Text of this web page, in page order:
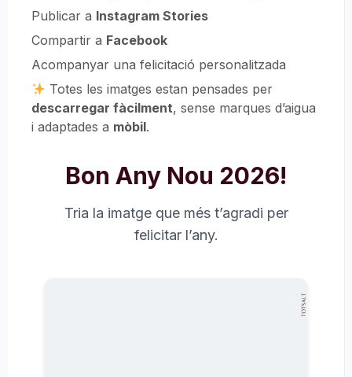
Publicar a Instagram Stories
Compartir a Facebook
Acompanyar una felicitació personalitzada
Totes les imatges estan pensades per
descarregar fàcilment, sense marques d’aigua
i adaptades a mòbil.
Bon Any Nou 2026!
Tria la imatge que més t’agradi per
felicitar l’any.